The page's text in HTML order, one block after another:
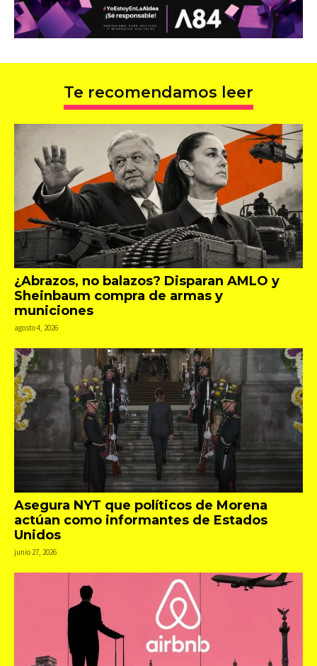
Te recomendamos leer
¿Abrazos, no balazos? Disparan AMLO y
Sheinbaum compra de armas y
municiones
agosto 4, 2026
Asegura NYT que políticos de Morena
actúan como informantes de Estados
Unidos
junio 27, 2026